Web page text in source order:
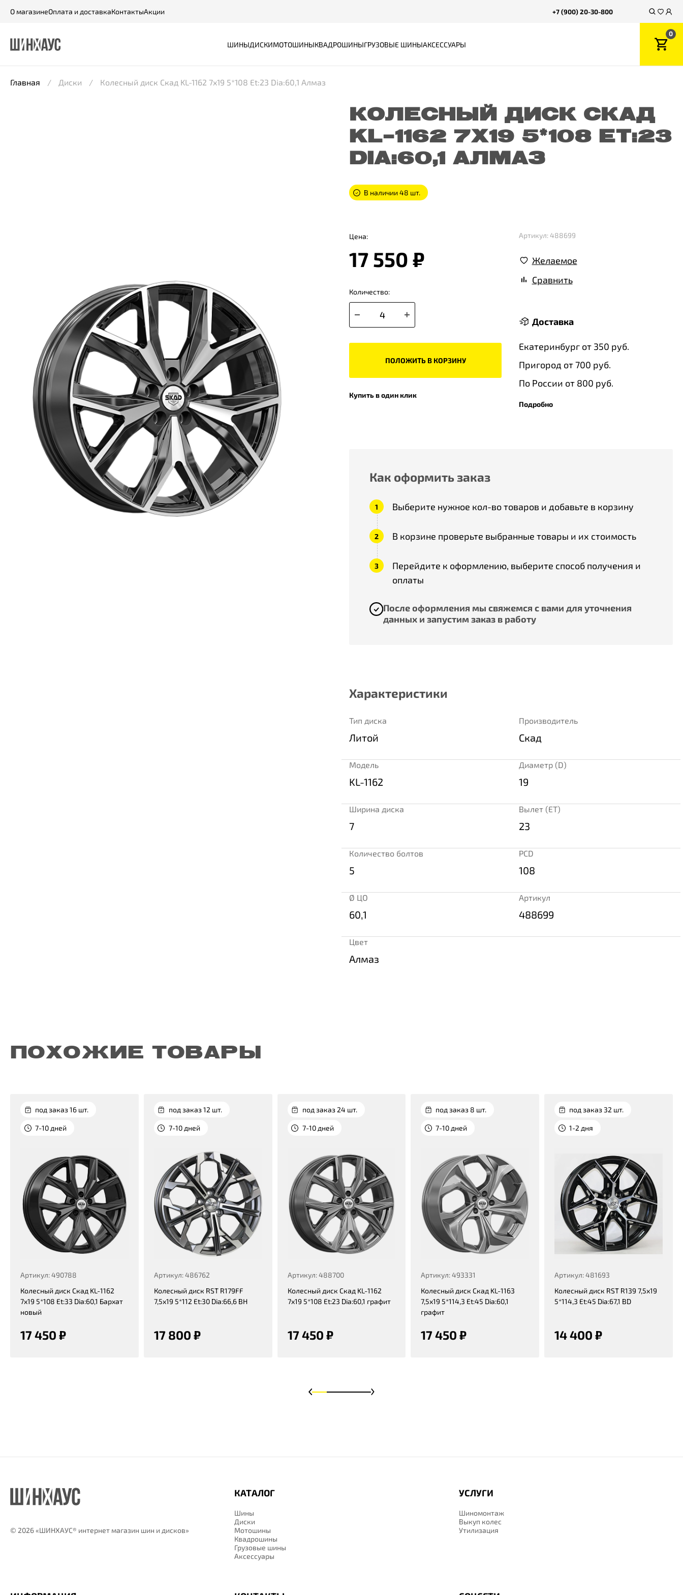
О магазинеОплата и доставкаКонтактыАкции +7 (900) 20-30-800
ШИНЫДИСКИМОТОШИНЫКВАДРОШИНЫГРУЗОВЫЕ ШИНЫАКСЕССУАРЫ
0
Главная Диски Колесный диск Скад KL-1162 7x19 5*108 Et:23 Dia:60,1 Алмаз
КОЛЕСНЫЙ ДИСК СКАД
KL-1162 7X19 5*108 ET:23
DIA:60,1 АЛМАЗ
В наличии 48 шт.
Цена:
17 550 ₽
Количество:
ПОЛОЖИТЬ В КОРЗИНУ
Купить в один клик
Артикул: 488699
Желаемое
Сравнить
Доставка
Екатеринбург от 350 руб.
Пригород от 700 руб.
По России от 800 руб.
Подробно
Как оформить заказ
Выберите нужное кол-во товаров и добавьте в корзину
В корзине проверьте выбранные товары и их стоимость
Перейдите к оформлению, выберите способ получения и
оплаты
После оформления мы свяжемся с вами для уточнения
данных и запустим заказ в работу
Характеристики
Тип диска
Литой
Производитель
Скад
Модель
KL-1162
Диаметр (D)
19
Ширина диска
7
Вылет (ET)
23
Количество болтов
5
PCD
108
Ø ЦО
60,1
Артикул
488699
Цвет
Алмаз
ПОХОЖИЕ ТОВАРЫ
под заказ 16 шт.
7-10 дней
Артикул: 490788
Колесный диск Скад KL-1162
7x19 5*108 Et:33 Dia:60,1 Бархат
новый
17 450 ₽
под заказ 12 шт.
7-10 дней
Артикул: 486762
Колесный диск RST R179FF
7,5x19 5*112 Et:30 Dia:66,6 BH
17 800 ₽
под заказ 24 шт.
7-10 дней
Артикул: 488700
Колесный диск Скад KL-1162
7x19 5*108 Et:23 Dia:60,1 графит
17 450 ₽
под заказ 8 шт.
7-10 дней
Артикул: 493331
Колесный диск Скад KL-1163
7,5x19 5*114,3 Et:45 Dia:60,1
графит
17 450 ₽
под заказ 32 шт.
1-2 дня
Артикул: 481693
Колесный диск RST R139 7,5x19
5*114,3 Et:45 Dia:67,1 BD
14 400 ₽
© 2026 «ШИНХАУС® интернет магазин шин и дисков»
КАТАЛОГ
Шины
Диски
Мотошины
Квадрошины
Грузовые шины
Аксессуары
УСЛУГИ
Шиномонтаж
Выкуп колес
Утилизация